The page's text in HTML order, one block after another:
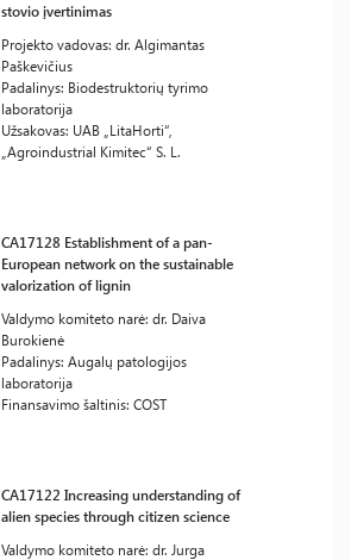
stovio įvertinimas
Projekto vadovas: dr. Algimantas
Paškevičius
Padalinys: Biodestruktorių tyrimo
laboratorija
Užsakovas: UAB „LitaHorti“,
„Agroindustrial Kimitec“ S. L.
CA17128 Establishment of a pan-
European network on the sustainable
valorization of lignin
Valdymo komiteto narė: dr. Daiva
Burokienė
Padalinys: Augalų patologijos
laboratorija
Finansavimo šaltinis: COST
CA17122 Increasing understanding of
alien species through citizen science
Valdymo komiteto narė: dr. Jurga